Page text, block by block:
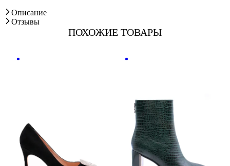
Описание
Отзывы
ПОХОЖИЕ ТОВАРЫ